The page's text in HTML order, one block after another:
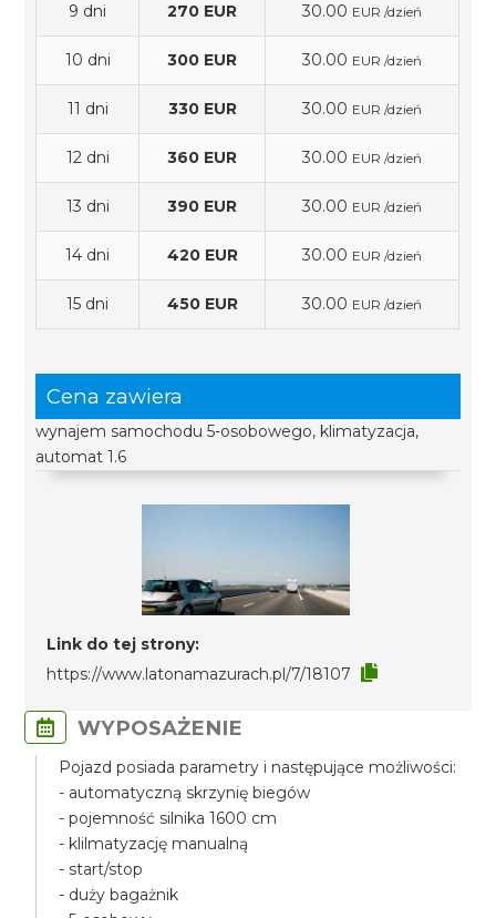
9 dni 270 EUR 30.00 EUR /dzień
10 dni 300 EUR 30.00 EUR /dzień
11 dni 330 EUR 30.00 EUR /dzień
12 dni 360 EUR 30.00 EUR /dzień
13 dni 390 EUR 30.00 EUR /dzień
14 dni 420 EUR 30.00 EUR /dzień
15 dni 450 EUR 30.00 EUR /dzień
Cena zawiera
wynajem samochodu 5-osobowego, klimatyzacja,
automat 1.6
Link do tej strony:
https://www.latonamazurach.pl/7/18107
WYPOSAŻENIE
Pojazd posiada parametry i następujące możliwości:
- automatyczną skrzynię biegów
- pojemność silnika 1600 cm
- klilmatyzację manualną
- start/stop
- duży bagażnik